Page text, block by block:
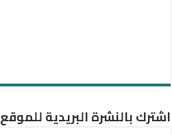
اشترك بالنشرة البريدية للموقع